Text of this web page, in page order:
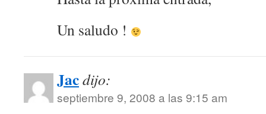
Un saludo !
Jacdijo:
septiembre 9, 2008 a las 9:15 am